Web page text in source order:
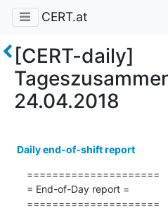
CERT.at
[CERT-daily]
24.04.2018
Daily end-of-shift report
=====================
= End-of-Day report =
=====================